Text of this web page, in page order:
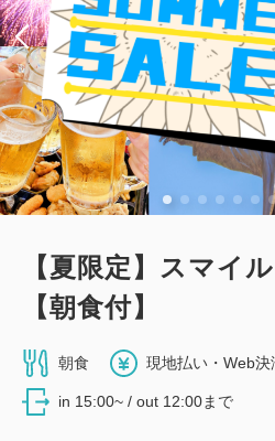
【夏限定】スマイ
【朝食付】
朝食 現地払い・Web決
in 15:00~ / out 12:00まで